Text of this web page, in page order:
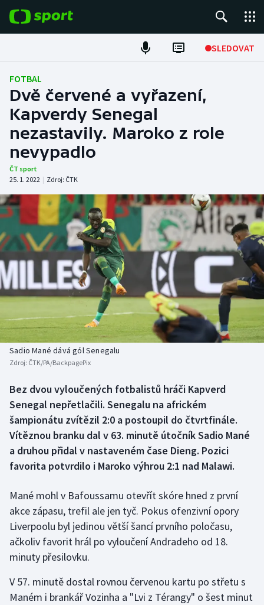
SLEDOVAT
Fotbal
Hokej
Tenis
Atletika
DALŠÍ SPORTY
Americký fotbal
Baseball a softbal
Basketbal
Biatlon
Boby a skeleton
Box
Curling
Florbal
Futsal
Golf
Gymnastika
Házená
NEPŘEHLÉDNĚTE
Historické návraty
Aplikace ČT sport
AZ kvíz
FOTBAL
Dvě červené a vyřazení,
Kapverdy Senegal
nezastavily. Maroko z role
nevypadlo
ČT sport
25. 1. 2022 | Zdroj: ČTK
Sadio Mané dává gól Senegalu
Zdroj: ČTK/PA/BackpagePix
Bez dvou vyloučených fotbalistů hráči Kapverd
Senegal nepřetlačili. Senegalu na africkém
šampionátu zvítězil 2:0 a postoupil do čtvrtfinále.
Vítěznou branku dal v 63. minutě útočník Sadio Mané
a druhou přidal v nastaveném čase Dieng. Pozici
favorita potvrdilo i Maroko výhrou 2:1 nad Malawi.
Mané mohl v Bafoussamu otevřít skóre hned z první
akce zápasu, trefil ale jen tyč. Pokus ofenzivní opory
Liverpoolu byl jedinou větší šancí prvního poločasu,
ačkoliv favorit hrál po vyloučení Andradeho od 18.
minuty přesilovku.
V 57. minutě dostal rovnou červenou kartu po střetu s
Maném i brankář Vozinha a "Lvi z Térangy" o šest minut